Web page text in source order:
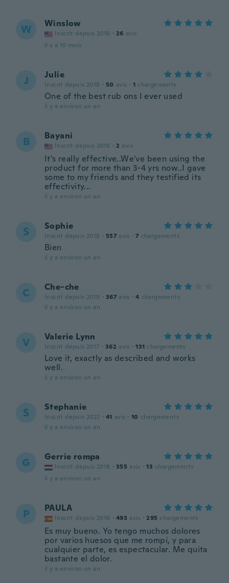
W Winslow
Inscrit depuis 2016 · 26 avis
il y a 10 mois
J Julie
Inscrit depuis 2018 · 50 avis · 1 chargements
One of the best rub ons I ever used
il y a environ un an
B Bayani
Inscrit depuis 2018 · 2 avis
It's really effective..We've been using the
product for more than 3-4 yrs now..I gave
some to my friends and they testified its
effectivity...
il y a environ un an
S Sophie
Inscrit depuis 2018 · 557 avis · 7 chargements
Bien
il y a environ un an
C Che-che
Inscrit depuis 2019 · 367 avis · 4 chargements
il y a environ un an
V Valerie Lynn
Inscrit depuis 2017 · 362 avis · 131 chargements
Love it, exactly as described and works
well.
il y a environ un an
S Stephanie
Inscrit depuis 2022 · 41 avis · 10 chargements
il y a environ un an
G Gerrie rompa
Inscrit depuis 2018 · 355 avis · 13 chargements
il y a environ un an
P PAULA
Inscrit depuis 2016 · 493 avis · 295 chargements
Es muy bueno. Yo tengo muchos dolores
por varios huesos que me rompí, y para
cualquier parte, es espectacular. Me quita
bastante el dolor.
il y a environ un an